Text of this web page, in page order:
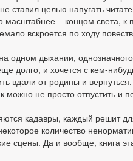
ставил целью напугать
масштабнее – концом света,
вскроется по ходу
одном дыхании,
долго, и хочется с кем-
вдали от родины и
можно не просто отпустить и
кадавры, каждый решит
количество
сцены. Да и вообще, книга